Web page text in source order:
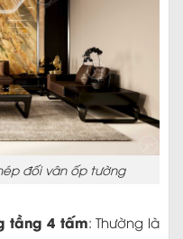
đối vân ốp tường
tầng 4 tấm: Thường là